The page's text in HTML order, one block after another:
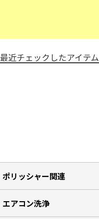
最近チェックしたアイテム
ポリッシャー関連
エアコン洗浄